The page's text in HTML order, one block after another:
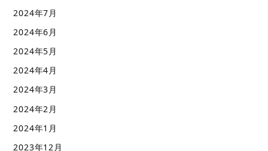
2024年7月
2024年6月
2024年5月
2024年4月
2024年3月
2024年2月
2024年1月
2023年12月